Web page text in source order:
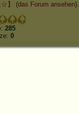
】
(das Forum ansehen).
285
0
davon kürzlich: